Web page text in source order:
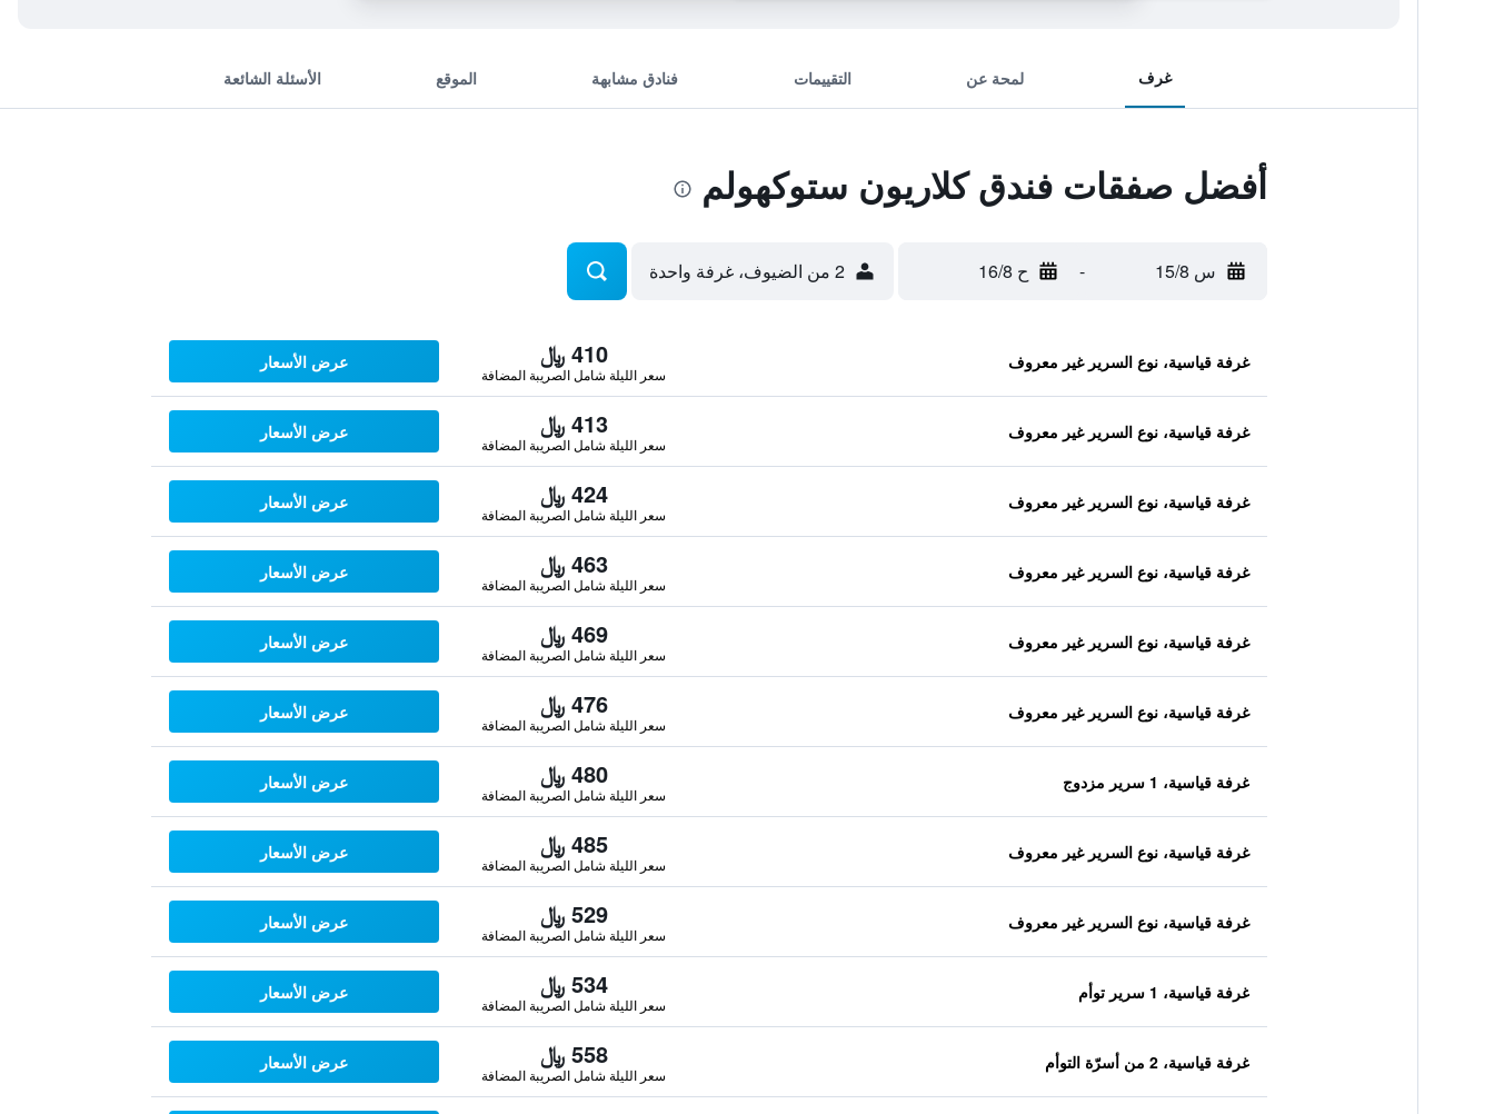
غرف لمحة عن التقييمات فنادق مشابهة الموقع الأسئلة الشائعة
أفضل صفقات فندق كلاريون ستوكهولم
س 15/8 - ح 16/8 2 من الضيوف، غرفة واحدة
غرفة قياسية، نوع السرير غير معروف 410 ﷼
سعر الليلة شامل الصريبة المضافة
عرض الأسعار
غرفة قياسية، نوع السرير غير معروف 413 ﷼
سعر الليلة شامل الصريبة المضافة
عرض الأسعار
غرفة قياسية، نوع السرير غير معروف 424 ﷼
سعر الليلة شامل الصريبة المضافة
عرض الأسعار
غرفة قياسية، نوع السرير غير معروف 463 ﷼
سعر الليلة شامل الصريبة المضافة
عرض الأسعار
غرفة قياسية، نوع السرير غير معروف 469 ﷼
سعر الليلة شامل الصريبة المضافة
عرض الأسعار
غرفة قياسية، نوع السرير غير معروف 476 ﷼
سعر الليلة شامل الصريبة المضافة
عرض الأسعار
غرفة قياسية، 1 سرير مزدوج 480 ﷼
سعر الليلة شامل الصريبة المضافة
عرض الأسعار
غرفة قياسية، نوع السرير غير معروف 485 ﷼
سعر الليلة شامل الصريبة المضافة
عرض الأسعار
غرفة قياسية، نوع السرير غير معروف 529 ﷼
سعر الليلة شامل الصريبة المضافة
عرض الأسعار
غرفة قياسية، 1 سرير توأم 534 ﷼
سعر الليلة شامل الصريبة المضافة
عرض الأسعار
غرفة قياسية، 2 من أسرّة التوأم 558 ﷼
سعر الليلة شامل الصريبة المضافة
عرض الأسعار